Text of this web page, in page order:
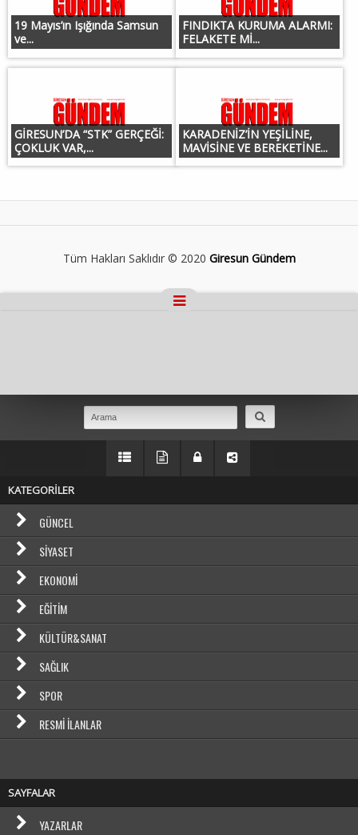
19 Mayıs’ın Işığında Samsun
ve...
FINDIKTA KURUMA ALARMI:
FELAKETE Mİ...
GİRESUN’DA “STK” GERÇEĞİ:
ÇOKLUK VAR,...
KARADENİZ’İN YEŞİLİNE,
MAVİSİNE VE BEREKETİNE...
Tüm Hakları Saklıdır © 2020 Giresun Gündem
KATEGORİLER
GÜNCEL
SIYASET
EKONOMI
EĞITIM
KÜLTÜR&SANAT
SAĞLIK
SPOR
RESMI İLANLAR
SAYFALAR
YAZARLAR